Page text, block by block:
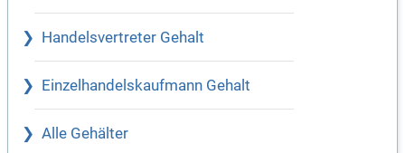
Handelsvertreter Gehalt
Einzelhandelskaufmann Gehalt
Alle Gehälter